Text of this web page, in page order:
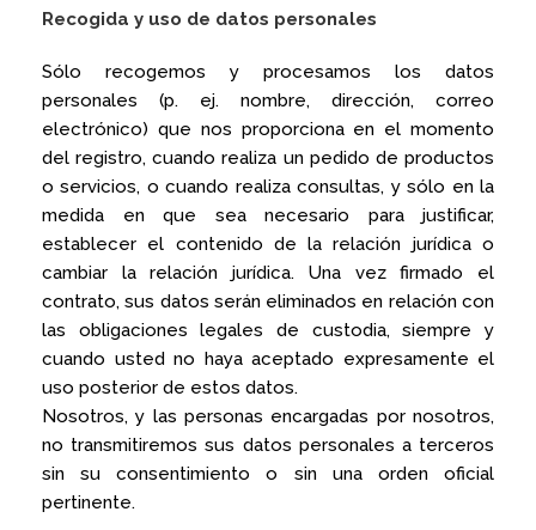
Recogida y uso de datos personales
Sólo recogemos y procesamos los datos
personales (p. ej. nombre, dirección, correo
electrónico) que nos proporciona en el momento
del registro, cuando realiza un pedido de productos
o servicios, o cuando realiza consultas, y sólo en la
medida en que sea necesario para justificar,
establecer el contenido de la relación jurídica o
cambiar la relación jurídica. Una vez firmado el
contrato, sus datos serán eliminados en relación con
las obligaciones legales de custodia, siempre y
cuando usted no haya aceptado expresamente el
uso posterior de estos datos.
Nosotros, y las personas encargadas por nosotros,
no transmitiremos sus datos personales a terceros
sin su consentimiento o sin una orden oficial
pertinente.